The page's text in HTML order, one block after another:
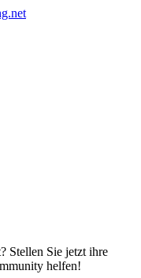
Stellen Sie jetzt ihre
helfen!